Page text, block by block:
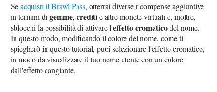
Seacquisti il Brawl Pass, otterrai diverse ricompense aggiuntive
in termini digemme,creditie altre monete virtuali e, inoltre,
sblocchi la possibilità di attivare l'effetto cromaticodel nome.
In questo modo, modificando il colore del nome, come ti
spiegherò in questo tutorial, puoi selezionare l'effetto cromatico,
in modo da visualizzare il tuo nome utente con un colore
dall'effetto cangiante.